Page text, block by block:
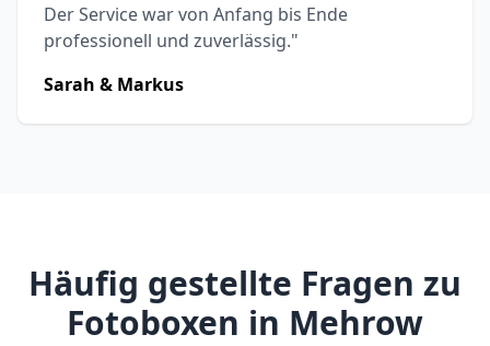
Der Service war von Anfang bis Ende
professionell und zuverlässig."
Sarah & Markus
Häufig gestellte Fragen zu
Fotoboxen in Mehrow